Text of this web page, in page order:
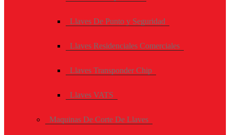
Llaves De Punto y Seguridad
Llaves Residenciales Comerciales
Llaves Transponder Chip
Llaves VATS
Maquinas De Corte De Llaves